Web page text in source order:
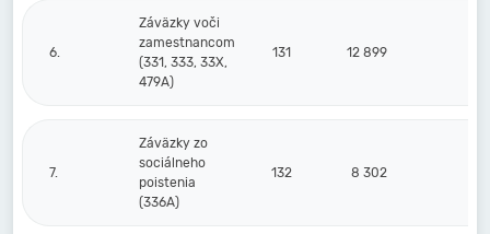
6.
Záväzky voči
zamestnancom
(331, 333, 33X,
479A)
131 12 899
7.
Záväzky zo
sociálneho
poistenia
(336A)
132 8 302